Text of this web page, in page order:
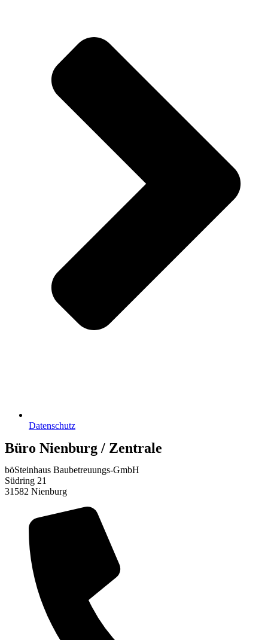
Datenschutz
Büro Nienburg / Zentrale
böSteinhaus Baubetreuungs-GmbH
Südring 21
31582 Nienburg